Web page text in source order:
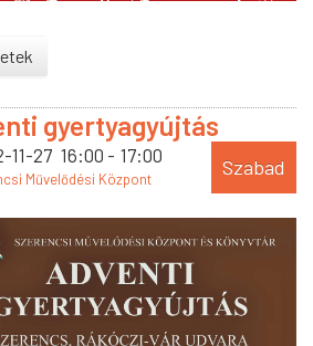
gyertyagyújtás
11-27 16:00 - 17:00
Művelődési Központ Szabad